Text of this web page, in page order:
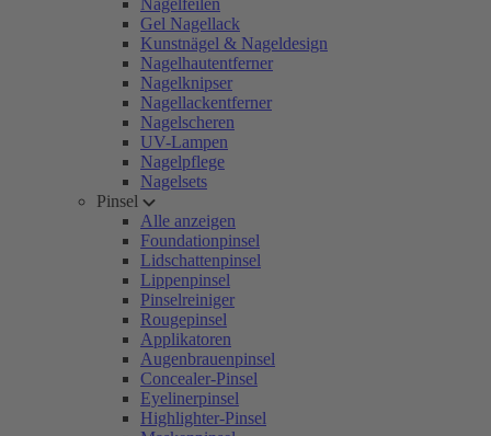
Nagelfeilen
Gel Nagellack
Kunstnägel & Nageldesign
Nagelhautentferner
Nagelknipser
Nagellackentferner
Nagelscheren
UV-Lampen
Nagelpflege
Nagelsets
Pinsel
Alle anzeigen
Foundationpinsel
Lidschattenpinsel
Lippenpinsel
Pinselreiniger
Rougepinsel
Applikatoren
Augenbrauenpinsel
Concealer-Pinsel
Eyelinerpinsel
Highlighter-Pinsel